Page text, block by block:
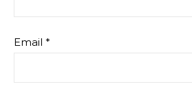
Email *